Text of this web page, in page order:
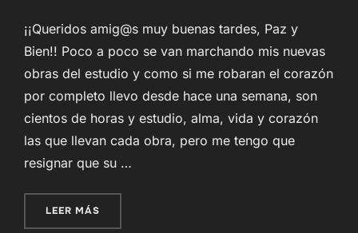
¡¡Queridos amig@s muy buenas tardes, Paz y
Bien!! Poco a poco se van marchando mis nuevas
obras del estudio y como si me robaran el corazón
por completo llevo desde hace una semana, son
cientos de horas y estudio, alma, vida y corazón
las que llevan cada obra, pero me tengo que
resignar que su …
LEER MÁS